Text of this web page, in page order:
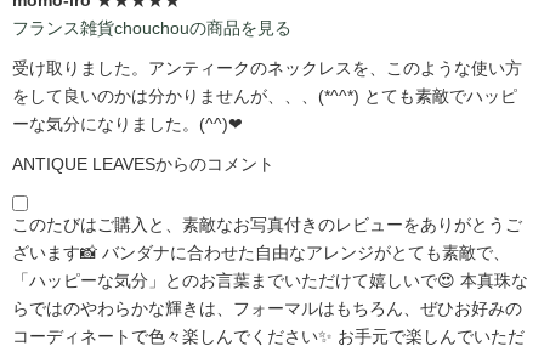
フランス雑貨chouchouの商品を見る
受け取りました。アンティークのネックレスを、このような使い方
をして良いのかは分かりませんが、、、(*^^*) とても素敵でハッピ
ーな気分になりました。(^^)❤
ANTIQUE LEAVESからのコメント
このたびはご購入と、素敵なお写真付きのレビューをありがとうご
ざいます📸 バンダナに合わせた自由なアレンジがとても素敵で、
「ハッピーな気分」とのお言葉までいただけて嬉しいで😍 本真珠な
らではのやわらかな輝きは、フォーマルはもちろん、ぜひお好みの
コーディネートで色々楽しんでください✨ お手元で楽しんでいただ